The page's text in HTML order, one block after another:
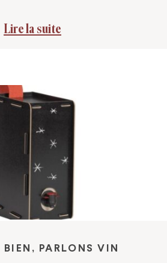
Lire la suite
BIEN, PARLONS VIN